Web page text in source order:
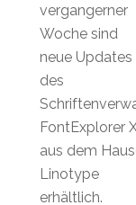
vergangerner
Woche sind
neue Updates
des
FontExplorer
aus dem
Linotype
erhältlich.